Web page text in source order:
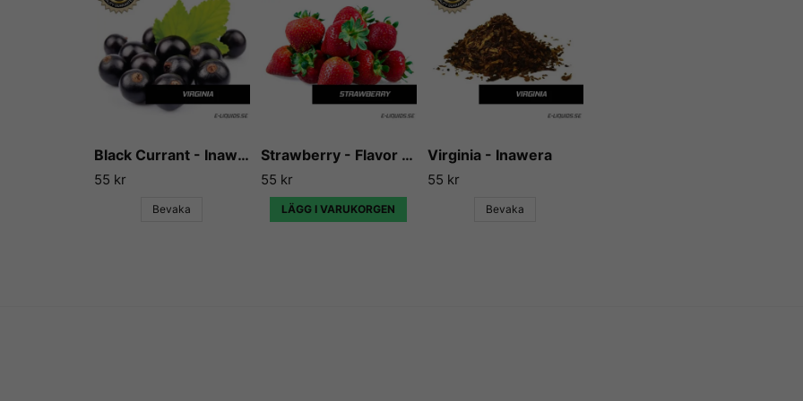
Black Currant - Inawera
55 kr
Bevaka
Strawberry - Flavor West
55 kr
LÄGG I VARUKORGEN
Virginia - Inawera
55 kr
Bevaka